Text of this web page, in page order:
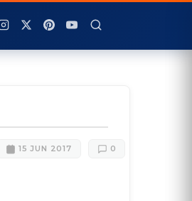
15 JUN 2017 0